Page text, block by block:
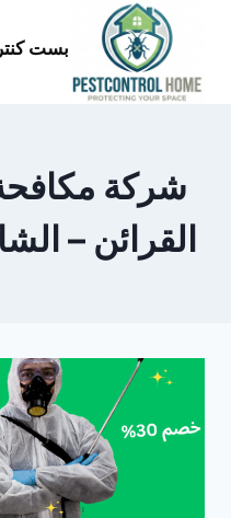
المحتوى
بست
شركة
القرائن –